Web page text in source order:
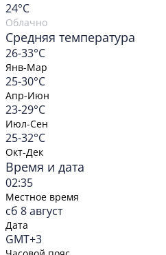
24°C
Облачно
Средняя температура
26-33°C
Янв-Мар
25-30°C
Апр-Июн
23-29°C
Июл-Сен
25-32°C
Окт-Дек
Время и дата
02:35
Местное время
сб 8 август
Дата
GMT+3